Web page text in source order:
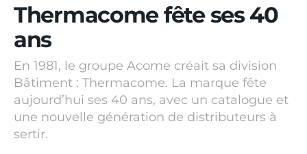
Thermacome fête ses 40
ans
En 1981, le groupe Acome créait sa division
Bâtiment : Thermacome. La marque fête
aujourd’hui ses 40 ans, avec un catalogue et
une nouvelle génération de distributeurs à
sertir.